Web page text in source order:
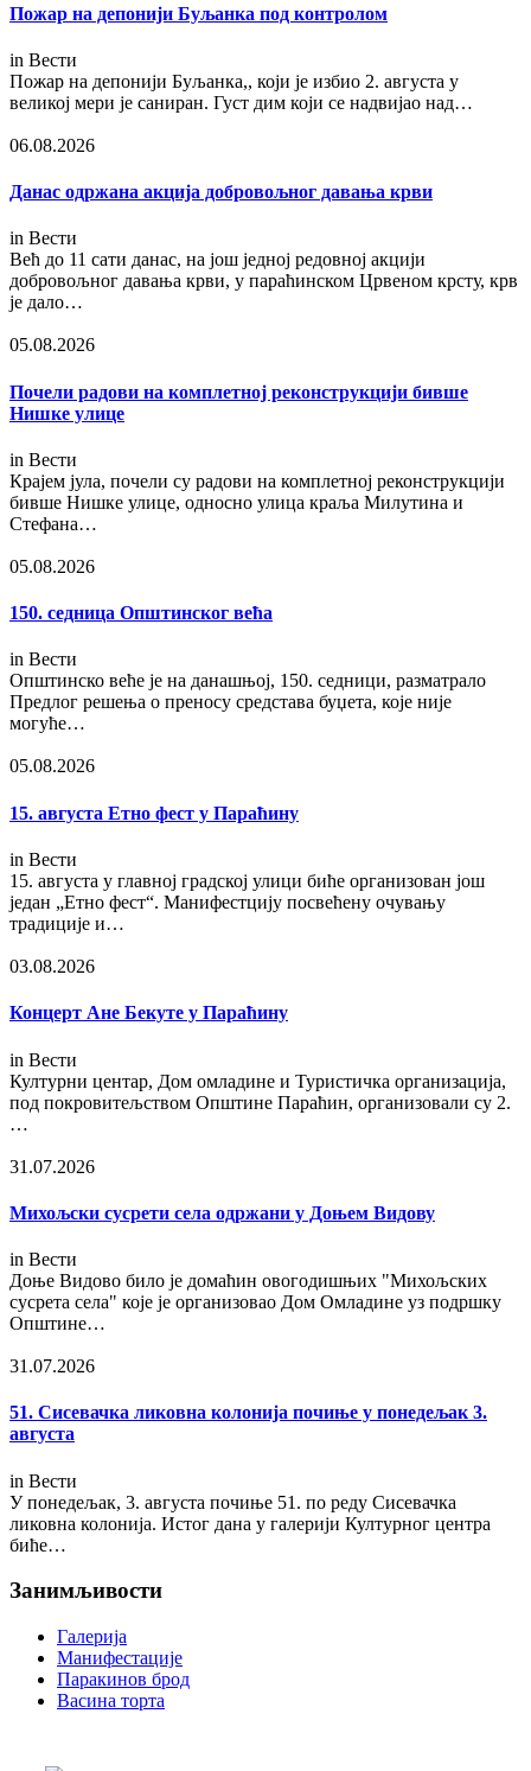
Пожар на депонији Буљанка под контролом
in Вести
Пожар на депонији Буљанка,, који је избио 2. августа у
великој мери је саниран. Густ дим који се надвијао над…
06.08.2026
Данас одржана акција добровољног давања крви
in Вести
Већ до 11 сати данас, на још једној редовној акцији
добровољног давања крви, у параћинском Црвеном крсту, крв
је дало…
05.08.2026
Почели радови на комплетној реконструкцији бивше
Нишке улице
in Вести
Крајем јула, почели су радови на комплетној реконструкцији
бивше Нишке улице, односно улица краља Милутина и
Стефана…
05.08.2026
150. седница Општинског већа
in Вести
Општинско веће је на данашњој, 150. седници, разматрало
Предлог решења о преносу средстава буџета, које није
могуће…
05.08.2026
15. августа Етно фест у Параћину
in Вести
15. августа у главној градској улици биће организован још
један „Етно фест“. Манифестцију посвећену очувању
традиције и…
03.08.2026
Концерт Ане Бекуте у Параћину
in Вести
Културни центар, Дом омладине и Туристичка организација,
под покровитељством Општине Параћин, организовали су 2.
…
31.07.2026
Михољски сусрети села одржани у Доњем Видову
in Вести
Доње Видово било је домаћин овогодишњих "Михољских
сусрета села" које је организовао Дом Омладине уз подршку
Општине…
31.07.2026
51. Сисевачка ликовна колонија почиње у понедељак 3.
августа
in Вести
У понедељак, 3. августа почиње 51. по реду Сисевачка
ликовна колонија. Истог дана у галерији Културног центра
биће…
Занимљивости
Галерија
Манифестације
Паракинов брод
Васина торта